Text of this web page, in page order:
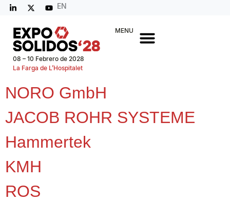
EN
08 – 10 Febrero de 2028
La Farga de L’Hospitalet
MENU
NORO GmbH
JACOB ROHR SYSTEME
Hammertek
KMH
ROS